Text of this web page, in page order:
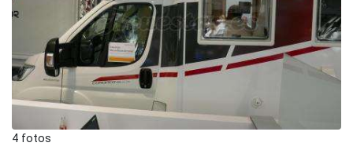
4 fotos